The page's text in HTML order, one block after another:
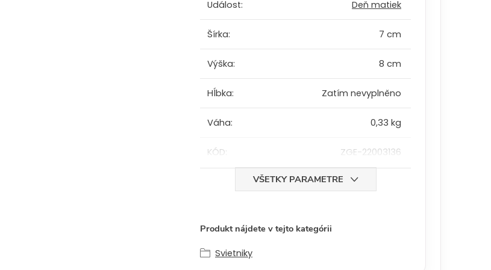
Událost: Deň matiek
Šírka: 7 cm
Výška: 8 cm
Hĺbka: Zatím nevyplněno
Váha: 0,33 kg
KÓD: ZGE-22003136
VŠETKY PARAMETRE
Produkt nájdete v tejto kategórii
Svietniky